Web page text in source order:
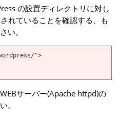
の設置ディレクトリに対し
れていることを確認する、も
い。
">
サーバー(Apache httpd)の
。